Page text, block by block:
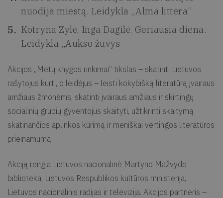
nuodija miestą. Leidykla „Alma littera“
Kotryna Zylė, Inga Dagilė. Geriausia diena.
Leidykla „Aukso žuvys
Akcijos „Metų knygos rinkimai“ tikslas – skatinti Lietuvos
rašytojus kurti, o leidėjus – leisti kokybišką literatūrą įvairaus
amžiaus žmonėms, skatinti įvairaus amžiaus ir skirtingų
socialinių grupių gyventojus skaityti, užtikrinti skaitymą
skatinančios aplinkos kūrimą ir meniškai vertingos literatūros
prieinamumą.
Akciją rengia Lietuvos nacionalinė Martyno Mažvydo
biblioteka, Lietuvos Respublikos kultūros ministerija,
Lietuvos nacionalinis radijas ir televizija. Akcijos partneris –